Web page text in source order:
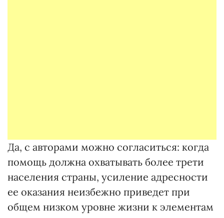
Да, с авторами можно согласиться: когда
помощь должна охватывать более трети
населения страны, усиление адресности
ее оказания неизбежно приведет при
общем низком уровне жизни к элементам